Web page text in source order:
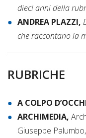
dieci anni della
ANDREA PLAZZI,
che raccontano la
RUBRICHE
A COLPO
ARCHIMEDIA,
Giuseppe